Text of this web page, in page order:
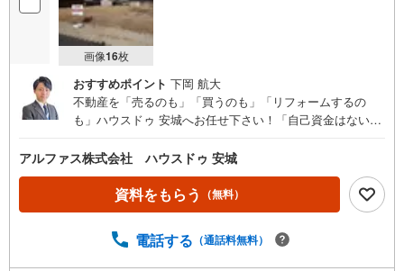
画像16枚
おすすめポイント 下岡 航大
不動産を「売るのも」「買うのも」「リフォームするの
も」ハウスドゥ 安城へお任せ下さい！「自己資金はないけ
談ください！物件の内覧以外でも、住宅ローンの相談や、
資金計画、不動産購入に関するお悩みなどもご相談承りま
す。（安城市以外のエリアも対応可能！）お客様の不動産
に関するお悩みごとやお困りごと、物件の内覧以外でも、
る？」等住宅ローンの相談や、資金計画、不動産購入に関
アルファス株式会社 ハウスドゥ 安城
資料をもらう （無料）
電話する （通話料無料）